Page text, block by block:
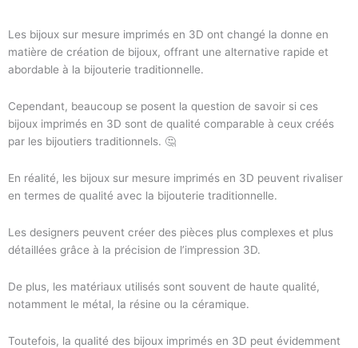
Les bijoux sur mesure imprimés en 3D ont changé la donne en
matière de création de bijoux, offrant une alternative rapide et
abordable à la bijouterie traditionnelle.
Cependant, beaucoup se posent la question de savoir si ces
bijoux imprimés en 3D sont de qualité comparable à ceux créés
par les bijoutiers traditionnels. 🤔
En réalité, les bijoux sur mesure imprimés en 3D peuvent rivaliser
en termes de qualité avec la bijouterie traditionnelle.
Les designers peuvent créer des pièces plus complexes et plus
détaillées grâce à la précision de l’impression 3D.
De plus, les matériaux utilisés sont souvent de haute qualité,
notamment le métal, la résine ou la céramique.
Toutefois, la qualité des bijoux imprimés en 3D peut évidemment